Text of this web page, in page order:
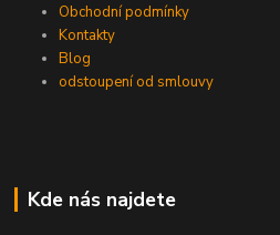
Obchodní podmínky
Kontakty
Blog
odstoupení od smlouvy
Kde nás najdete